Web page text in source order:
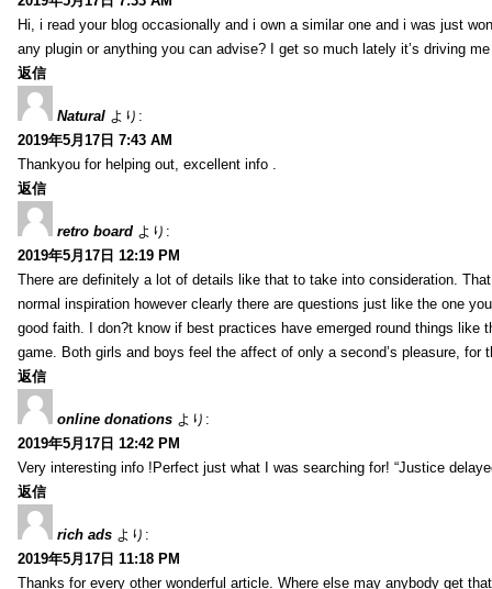
Hi, i read your blog occasionally and i own a similar one and i was just
any plugin or anything you can advise? I get so much lately it’s driving
返信
Natural より:
2019年5月17日 7:43 AM
Thankyou for helping out, excellent info .
返信
retro board より:
2019年5月17日 12:19 PM
There are definitely a lot of details like that to take into consideration.
normal inspiration however clearly there are questions just like the one
good faith. I don?t know if best practices have emerged round things
game. Both girls and boys feel the affect of only a second’s pleasure, for
返信
online donations より:
2019年5月17日 12:42 PM
Very interesting info !Perfect just what I was searching for! “Justice
返信
rich ads より:
2019年5月17日 11:18 PM
Thanks for every other wonderful article. Where else may anybody get